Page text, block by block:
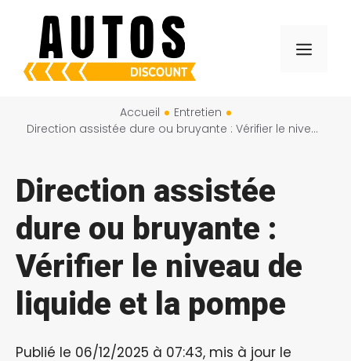
contenu
Menu
Accueil
Entretien
Direction assistée dure ou bruyante : Vérifier le niveau de liquide et la pompe
Direction assistée
dure ou bruyante :
Vérifier le niveau de
liquide et la pompe
Publié le 06/12/2025 à 07:43, mis à jour le